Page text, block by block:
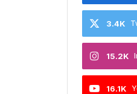
3.4K
15.2K
16.1K